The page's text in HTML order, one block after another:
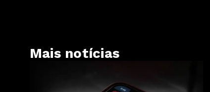
Mais notícias